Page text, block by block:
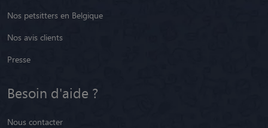
Nos petsitters en Belgique
Nos avis clients
Presse
Besoin d'aide ?
Nous contacter